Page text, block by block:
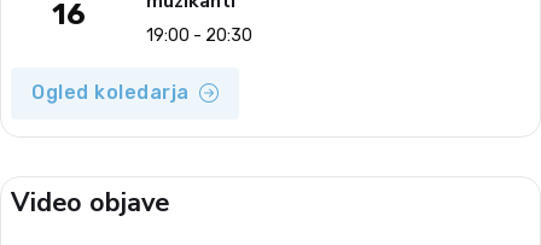
16
19:00 - 20:30
Ogled koledarja
Video objave